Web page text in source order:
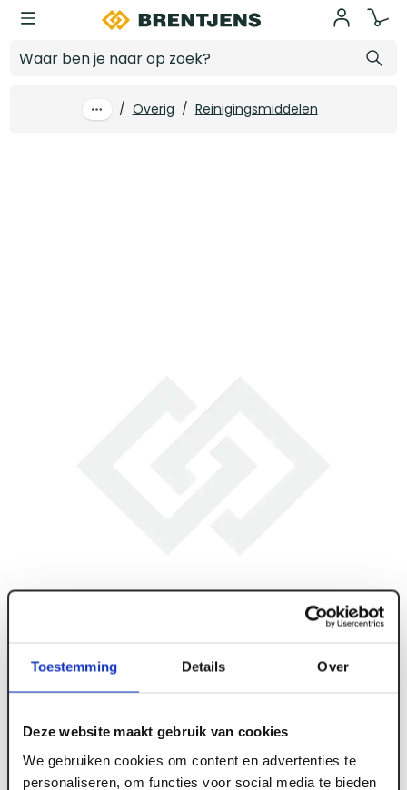
Toestemming Details Over
Deze website maakt gebruik van cookies
We gebruiken cookies om content en advertenties te
personaliseren, om functies voor social media te bieden
Ga naar hoofdinhoud
/ Overig / Reinigingsmiddelen
Log in voor prijzen